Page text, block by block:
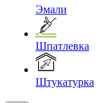
Эмали
Шпатлевка
Штукатурка